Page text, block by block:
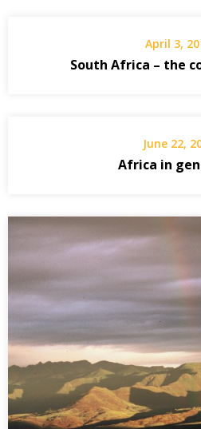
April 3,
South Africa – the
June 22,
Africa in